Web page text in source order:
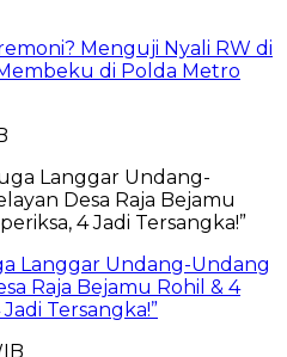
Menguji Nyali RW di
di Polda Metro
Langgar Undang-Undang
Raja Bejamu Rohil & 4
Tersangka!”